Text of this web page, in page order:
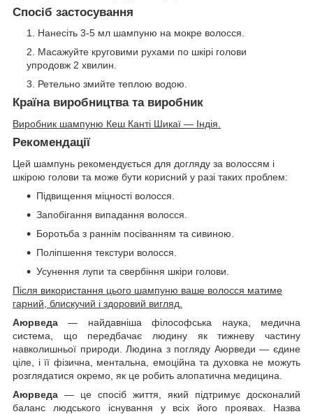
Спосіб застосування
Нанесіть 3-5 мл шампуню на мокре волосся.
Масажуйте круговими рухами по шкірі голови
упродовж 2 хвилин.
Ретельно змийте теплою водою.
Країна виробництва та виробник
Виробник шампуню Кеш Канті Шикаї — Індія.
Рекомендації
Цей шампунь рекомендується для догляду за волоссям і
шкірою голови та може бути корисний у разі таких проблем:
Підвищення міцності волосся.
Запобігання випадання волосся.
Боротьба з раннім посіванням та сивиною.
Поліпшення текстури волосся.
Усунення лупи та свербіння шкіри голови.
Після використання цього шампуню ваше волосся матиме
гарний, блискучий і здоровий вигляд.
Аюрведа — найдавніша філософська наука, медична
система, що передбачає людину як тижневу частину
навколишньої природи. Людина з погляду Аюрведи — єдине
ціле, і її фізична, ментальна, емоційна та духовка не можуть
розглядатися окремо, як це робить алопатична медицина.
Аюрведа — це спосіб життя, який підтримує досконалий
баланс людського існування у всіх його проявах. Назва